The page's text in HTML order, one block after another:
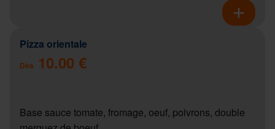
Pizza orientale
Dès 10.00 €
Base sauce tomate, fromage, oeuf, poivrons, double